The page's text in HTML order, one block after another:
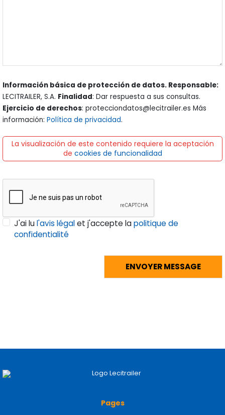
Información básica de protección de datos. Responsable:
LECITRAILER, S.A. Finalidad: Dar respuesta a sus consultas.
Ejercicio de derechos: protecciondatos@lecitrailer.es Más
información: Política de privacidad.
La visualización de este contenido requiere la aceptación
de cookies de funcionalidad
J'ai lul'avis légalet j'accepte lapolitique de
confidentialité
Pages